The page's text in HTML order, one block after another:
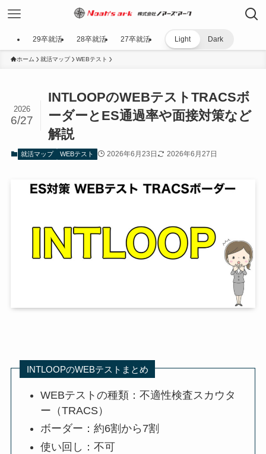
29卒就活 28卒就活 27卒就活 Light Dark
ホーム 就活マップ WEBテスト
INTLOOPのWEBテストTRACSボ
ーダーとES通過率や面接対策など
解説
2026
6/27
就活マップ WEBテスト 2026年6月23日 2026年6月27日
INTLOOPのWEBテストまとめ
WEBテストの種類：不適性検査スカウタ
ー（TRACS）
ボーダー：約6割から7割
使い回し：不可